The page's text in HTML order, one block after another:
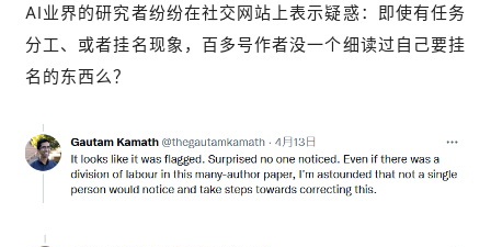
AI业界的研究者纷纷在社交网站上表示疑惑：即使有任务
分工、或者挂名现象，百多号作者没一个细读过自己要挂
名的东西么？